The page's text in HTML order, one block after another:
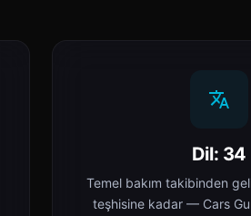
Dil: 34
Temel bakım takibinden
teşhisine kadar — Cars